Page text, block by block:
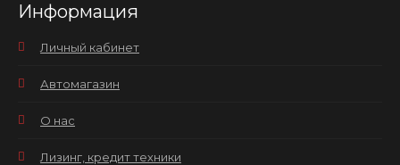
Информация
Личный кабинет
Автомагазин
О нас
Лизинг, кредит техники